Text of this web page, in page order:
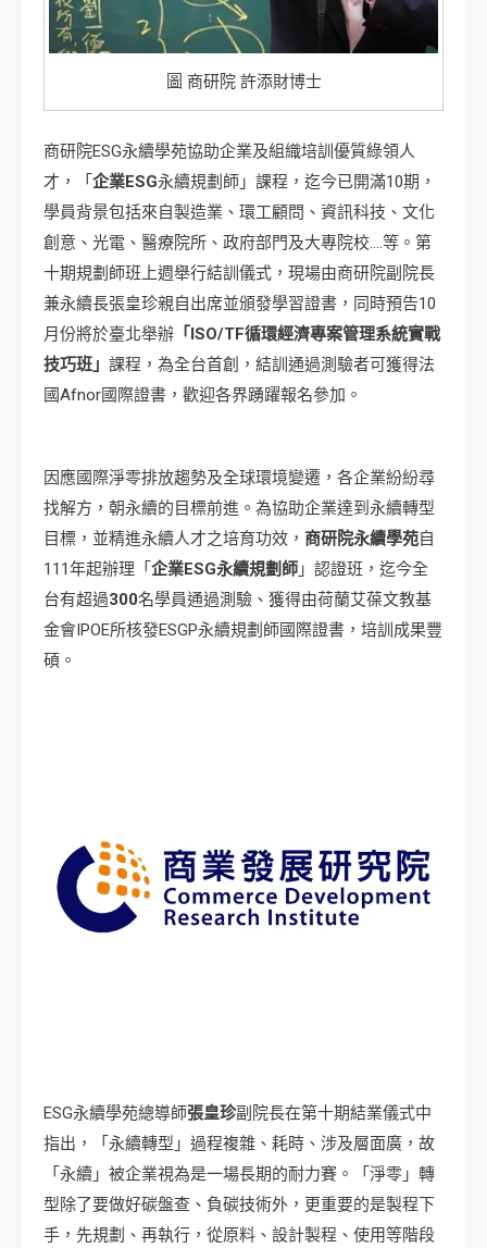
圖 商研院 許添財博士
商研院ESG永續學苑協助企業及組織培訓優質綠領人
才，「 企業ESG永續規劃師」課程，迄今已開滿10期，
學員背景包括來自製造業、環工顧問、資訊科技、文化
創意、光電、醫療院所、政府部門及大專院校….等。第
十期規劃師班上週舉行結訓儀式，現場由商研院副院長
兼永續長張皇珍親自出席並頒發學習證書，同時預告10
月份將於臺北舉辦 「 ISO/TF循環經濟專案管理系統實戰
技巧班」 課程，為全台首創，結訓通過測驗者可獲得法
國Afnor國際證書，歡迎各界踴躍報名參加。
因應國際淨零排放趨勢及全球環境變遷，各企業紛紛尋
找解方，朝永續的目標前進。為協助企業達到永續轉型
目標，並精進永續人才之培育功效， 商研院永續學苑自
111年起辦理「 企業ESG永續規劃師 」認證班，迄今全
台有超過300名學員通過測驗、獲得由荷蘭艾葆文教基
金會IPOE所核發ESGP永續規劃師國際證書，培訓成果豐
碩。
ESG永續學苑總導師張皇珍副院長在第十期結業儀式中
指出，「永續轉型」過程複雜、耗時、涉及層面廣，故
「永續」被企業視為是一場長期的耐力賽。「淨零」轉
型除了要做好碳盤查、負碳技術外，更重要的是製程下
手，先規劃、再執行，從原料、設計製程、使用等階段